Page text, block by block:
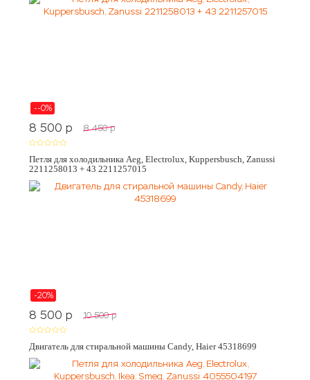
--0%
8 500 p 8 450 p
Петля для холодильника Aeg, Electrolux, Kuppersbusch, Zanussi
2211258013 + 43 2211257015
-20%
8 500 p 10 500 p
Двигатель для стиральной машины Candy, Haier 45318699